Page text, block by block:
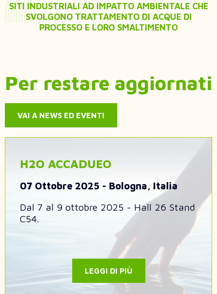
SITI INDUSTRIALI AD IMPATTO AMBIENTALE CHE
SVOLGONO TRATTAMENTO DI ACQUE DI
PROCESSO E LORO SMALTIMENTO
Per restare aggiornati
VAI A NEWS ED EVENTI
H2O ACCADUEO
07 Ottobre 2025
Bologna, Italia
Dal 7 al 9 ottobre 2025 - Hall 26 Stand
C54.
LEGGI DI PIÙ